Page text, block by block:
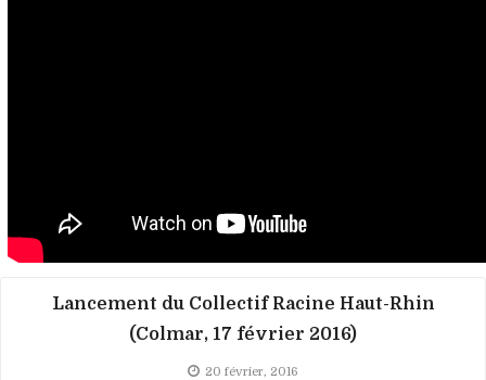
Lancement du Collectif Racine Haut-Rhin
(Colmar, 17 février 2016)
20 février, 2016